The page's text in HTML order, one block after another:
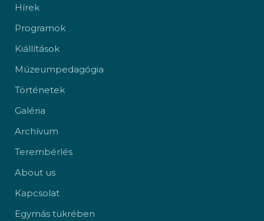
Hírek
Programok
Kiállítások
Múzeumpedagógia
Történetek
Galéria
Archívum
Terembérlés
About us
Kapcsolat
Egymás tükrében